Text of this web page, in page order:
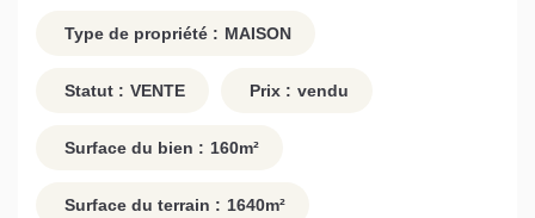
Type de propriété : MAISON
Statut : VENTE Prix : vendu
Surface du bien : 160m²
Surface du terrain : 1640m²